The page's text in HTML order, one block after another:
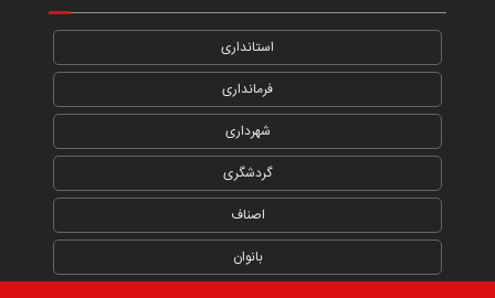
استانداری
فرمانداری
شهرداری
گردشگری
اصناف
بانوان